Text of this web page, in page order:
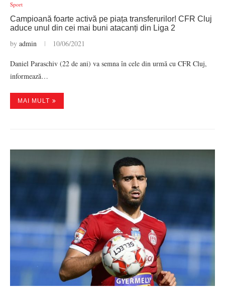
Sport
Campioană foarte activă pe piața transferurilor! CFR Cluj
aduce unul din cei mai buni atacanți din Liga 2
by admin 10/06/2021
Daniel Paraschiv (22 de ani) va semna în cele din urmă cu CFR Cluj,
informează…
MAI MULT